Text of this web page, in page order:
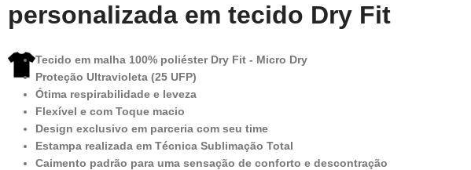
personalizada em tecido Dry Fit
Tecido em malha 100% poliéster Dry Fit - Micro Dry
Proteção Ultravioleta (25 UFP)
Ótima respirabilidade e leveza
Flexível e com Toque macio
Design exclusivo em parceria com seu time
Estampa realizada em Técnica Sublimação Total
Caimento padrão para uma sensação de conforto e descontração